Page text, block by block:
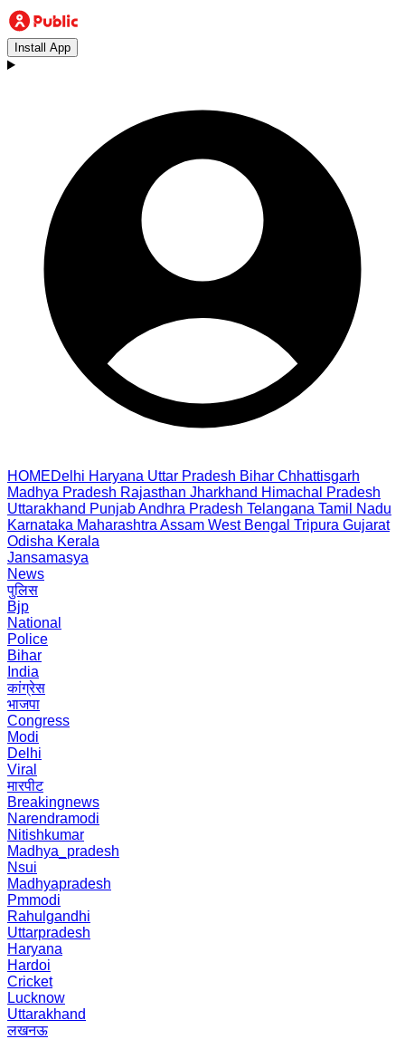
Install App
HOMEDelhi Haryana Uttar Pradesh Bihar Chhattisgarh
Madhya Pradesh Rajasthan Jharkhand Himachal Pradesh
Uttarakhand PunjabAndhra Pradesh Telangana Tamil Nadu
Karnataka Maharashtra Assam West Bengal Tripura Gujarat
Odisha Kerala
Jansamasya
News
पुलिस
Bjp
National
Police
Bihar
India
कांग्रेस
भाजपा
Congress
Modi
Delhi
Viral
मारपीट
Breakingnews
Narendramodi
Nitishkumar
Madhya_pradesh
Nsui
Madhyapradesh
Pmmodi
Rahulgandhi
Uttarpradesh
Haryana
Hardoi
Cricket
Lucknow
Uttarakhand
लखनऊ